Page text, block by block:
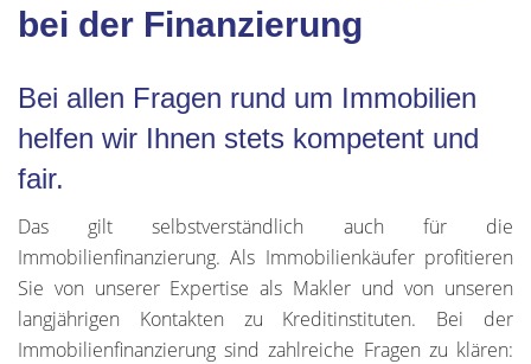
bei der Finanzierung
Bei allen Fragen rund um Immobilien
helfen wir Ihnen stets kompetent und
fair.
Das gilt selbstverständlich auch für die
Immobilienfinanzierung. Als Immobilienkäufer profitieren
Sie von unserer Expertise als Makler und von unseren
langjährigen Kontakten zu Kreditinstituten. Bei der
Immobilienfinanzierung sind zahlreiche Fragen zu klären: